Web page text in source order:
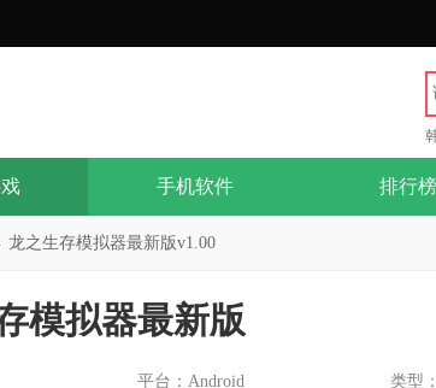
手机软件 排行榜
龙之生存模拟器最新版v1.00
模拟器最新版
平台：Android 类型